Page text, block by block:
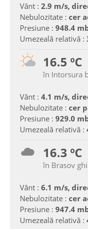
Vânt : 2.9 m/s,
Nebulozitate : cer
Presiune : 948.4
Umezeală relativă :
16.5 ºC
în Intorsura
Vânt : 4.1 m/s,
Nebulozitate : cer
Presiune : 929.0
Umezeală relativă :
16.3 ºC
în Brasov
Vânt : 6.1 m/s,
Nebulozitate : cer
Presiune : 947.4
Umezeală relativă :